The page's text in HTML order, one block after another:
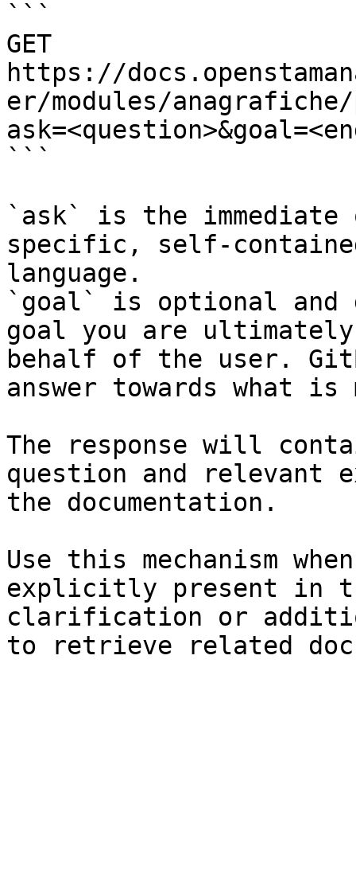
```
GET
https://
er/modules/
```
`ask` is the
specific, self-
language.
`goal` is optional and
goal you are
behalf of the user.
answer towards what
The response will
question and relevant
the documentation.
Use this mechanism
explicitly present in
clarification or